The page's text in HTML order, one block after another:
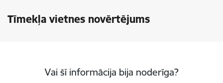
Tīmekļa vietnes novērtējums
Vai šī informācija bija noderīga?